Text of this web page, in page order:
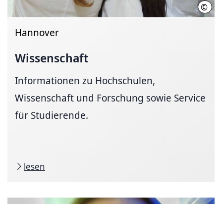
©
Hannover
Wissenschaft
Informationen zu Hochschulen,
Wissenschaft und Forschung sowie Service
für Studierende.
lesen